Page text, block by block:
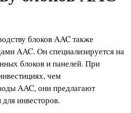
блоков AAC также
AAC. Он специализируется на
блоков и панелей. При
чем
AAC, они предлагают
инвесторов.